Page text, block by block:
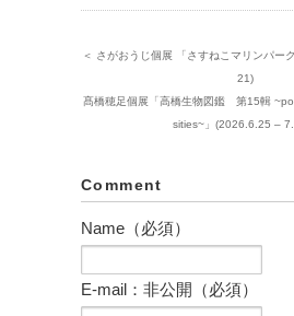
＜ さがおうじ個展 「さすねこマリンパー
21)
髙橋穂足個展「高橋生物図鑑 第15輯
sities~」(2026.6.25 –
Comment
Name（必須）
E-mail：非公開（必須）